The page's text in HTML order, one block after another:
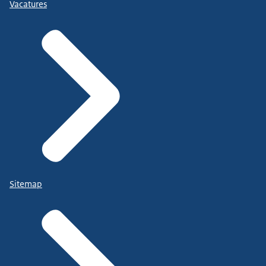
Vacatures
Sitemap